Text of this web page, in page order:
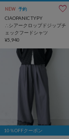
NEW 予約
CIAOPANIC TYPY
∴シアークロップドジップチ
ェックフードシャツ
¥5,940
10％OFFクーポン